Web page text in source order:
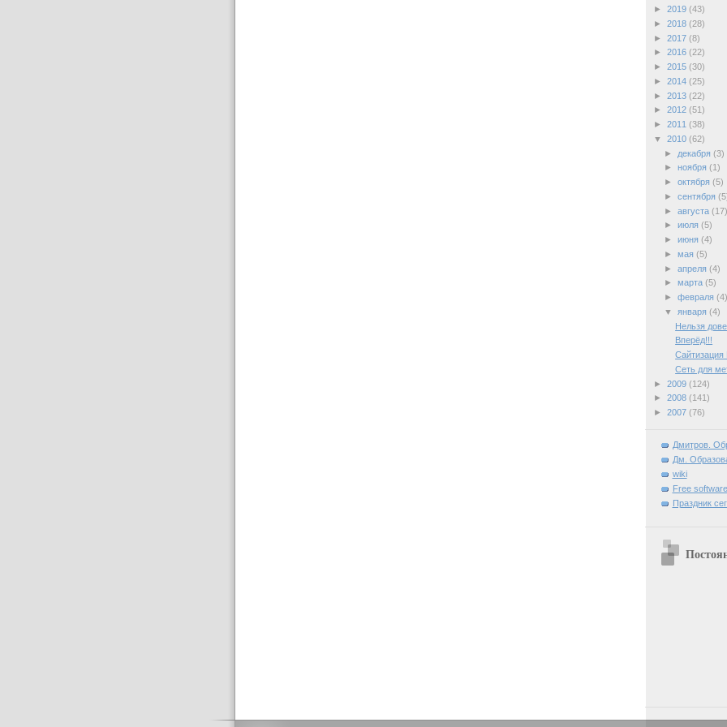
► 2019 (43)
► 2018 (28)
► 2017 (8)
► 2016 (22)
► 2015 (30)
► 2014 (25)
► 2013 (22)
► 2012 (51)
► 2011 (38)
▼ 2010 (62)
►
декабря (3)
► ноября (1)
► октября (5)
► сентября
► августа (17)
► июля (5)
► июня (4)
► мая (5)
► апреля (4)
► марта (5)
► февраля (4)
▼ января (4)
Нельзя
Вперёд!!!
Сайтизация
Сеть для
► 2009 (124)
► 2008 (141)
► 2007 (76)
Дмитров.
Дм.
wiki
Free
Праздник